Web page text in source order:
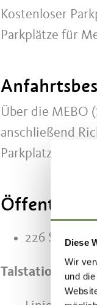
Diese
Wir
und
Kostenloser
Parkplätze für
Über die MEBO
anschließend
Parkplatz
Öffentliche
226
Talstation